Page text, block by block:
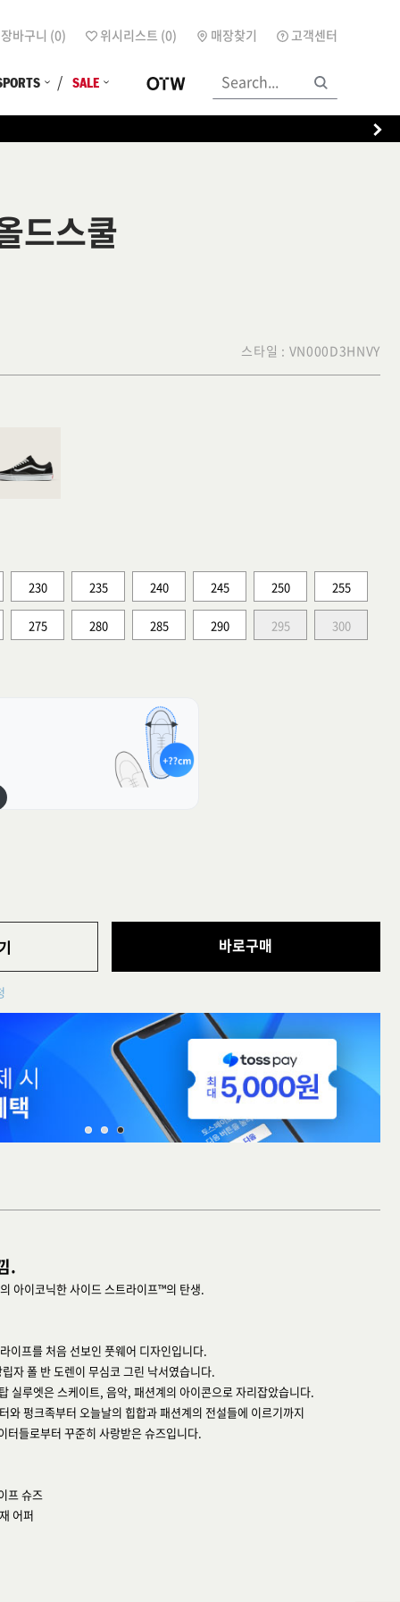
장바구니 (0) 위시리스트 (0) 매장찾기 고객센터
SALE
드스쿨
스타일 : VN000D3HNVY
230 235 240 245 250 255
275 280 285 290 295 300
바로구매
.
아이코닉한 사이드 스트라이프™의 탄생.
이프를 처음 선보인 풋웨어 디자인입니다.
자 폴 반 도렌이 무심코 그린 낙서였습니다.
실루엣은 스케이트, 음악, 패션계의 아이콘으로 자리잡았습니다.
와 펑크족부터 오늘날의 힙합과 패션계의 전설들에 이르기까지
터들로부터 꾸준히 사랑받은 슈즈입니다.
프 슈즈
어퍼